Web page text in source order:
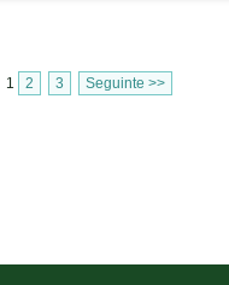
1 2 3 Seguinte >>